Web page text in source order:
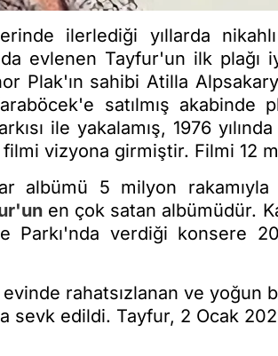
ilerlediği yıllarda
evlenen Tayfur'un ilk plağı
Plak'ın sahibi Atilla
satılmış akabinde
ile yakalamış, 1976
filmi vizyona girmiştir. Filmi 12
albümü 5 milyon
en çok satan albümüdür.
Parkı'nda verdiği konsere
rahatsızlanan ve yoğun
sevk edildi. Tayfur, 2 Ocak